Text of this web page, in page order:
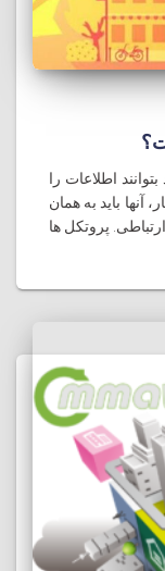
اطلاعات را
آنها باید به همان
پروتکل ها